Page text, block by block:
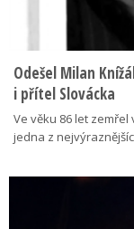
Odešel Milan
i přítel Slovácka
Ve věku 86 let
jedna z